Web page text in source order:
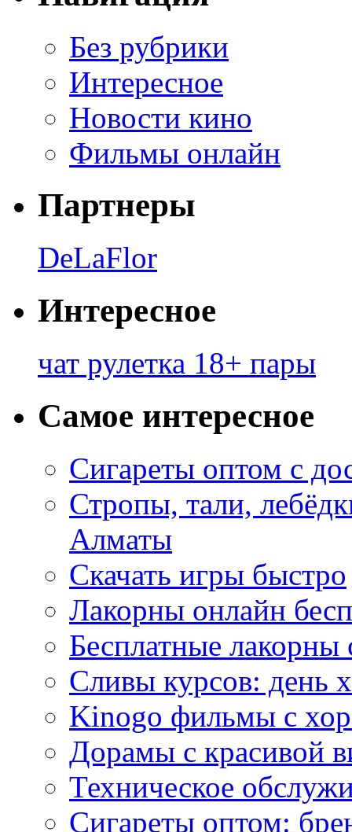
Без рубрики
Интересное
Новости кино
Фильмы онлайн
Партнеры
DeLaFlor
Интересное
чат рулетка 18+ пары
Самое интересное
Сигареты оптом с
Стропы, тали,
Алматы
Скачать игры быстро
Лакорны онлайн
Бесплатные лакорны
Сливы курсов: день
Kinogo фильмы с
Дорамы с красивой
Техническое
Сигареты оптом: